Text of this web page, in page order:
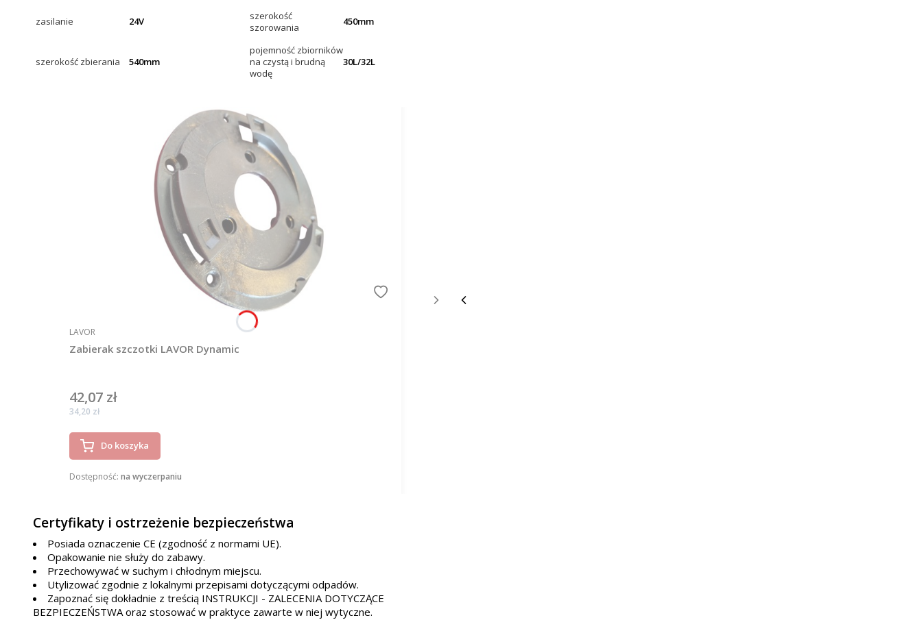
zasilanie 24V
szerokość
szorowania
450mm
szerokość zbierania 540mm
pojemność zbiorników
na czystą i brudną
wodę
30L/32L
Zabierak szczotki LAVOR Dynamic
PRODUCENT
LAVOR
Cena
42,07 zł
Cena
34,20 zł
Do koszyka
Dostępność:na wyczerpaniu
Certyfikaty i ostrzeżenie bezpieczeństwa
Posiada oznaczenie CE (zgodność z normami UE).
Opakowanie nie służy do zabawy.
Przechowywać w suchym i chłodnym miejscu.
Utylizować zgodnie z lokalnymi przepisami dotyczącymi odpadów.
Zapoznać się dokładnie z treścią INSTRUKCJI - ZALECENIA DOTYCZĄCE
BEZPIECZEŃSTWA oraz stosować w praktyce zawarte w niej wytyczne.